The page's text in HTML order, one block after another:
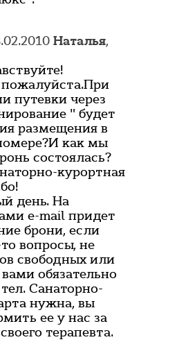
Наталья,
путевки через
" будет
размещения в
как мы
состоялась?
курортная
день. На
e-mail придет
брони, если
вопросы, не
свободных или
обязательно
Санаторно-
нужна, вы
ее у нас за
терапевта.